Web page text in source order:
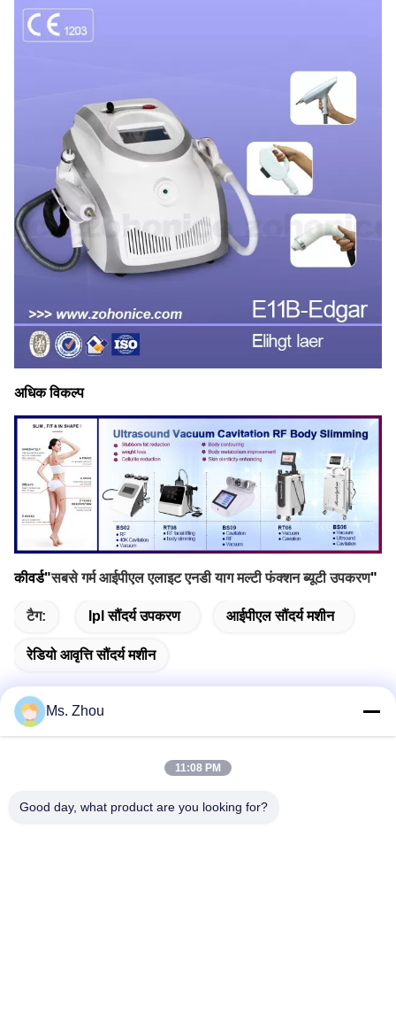
अधिक विकल्प
कीवर्ड"सबसे गर्म आईपीएल एलाइट एनडी याग मल्टी फंक्शन ब्यूटी उपकरण"
टैग: Ipl सौंदर्य उपकरण आईपीएल सौंदर्य मशीन
रेडियो आवृत्ति सौंदर्य मशीन
पता
Ms. Zhou
11:08 PM
Good day, what product are you looking for?